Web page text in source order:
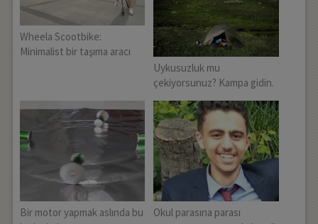
Wheela Scootbike:
Minimalist bir taşıma aracı
Uykusuzluk mu
çekiyorsunuz? Kampa gidin.
Bir motor yapmak aslında bu
Okul parasına parası